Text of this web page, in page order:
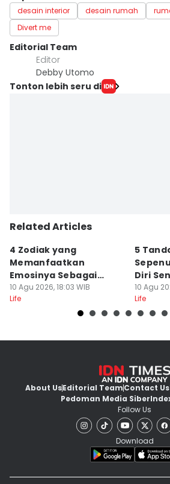
desain interior desain rumah
Divert me
Editorial Team
Editor
Debby Utomo
Tonton lebih seru di
Related Articles
4 Zodiak yang
Memanfaatkan
Emosinya Sebagai
Senjata, Manipulatif?
10 Agu 2026, 18:03 WIB
Life
5
Diri
10 Agu
Life
About UsEditorial TeamContact Us
Pedoman Media Siber
Follow Us
Download